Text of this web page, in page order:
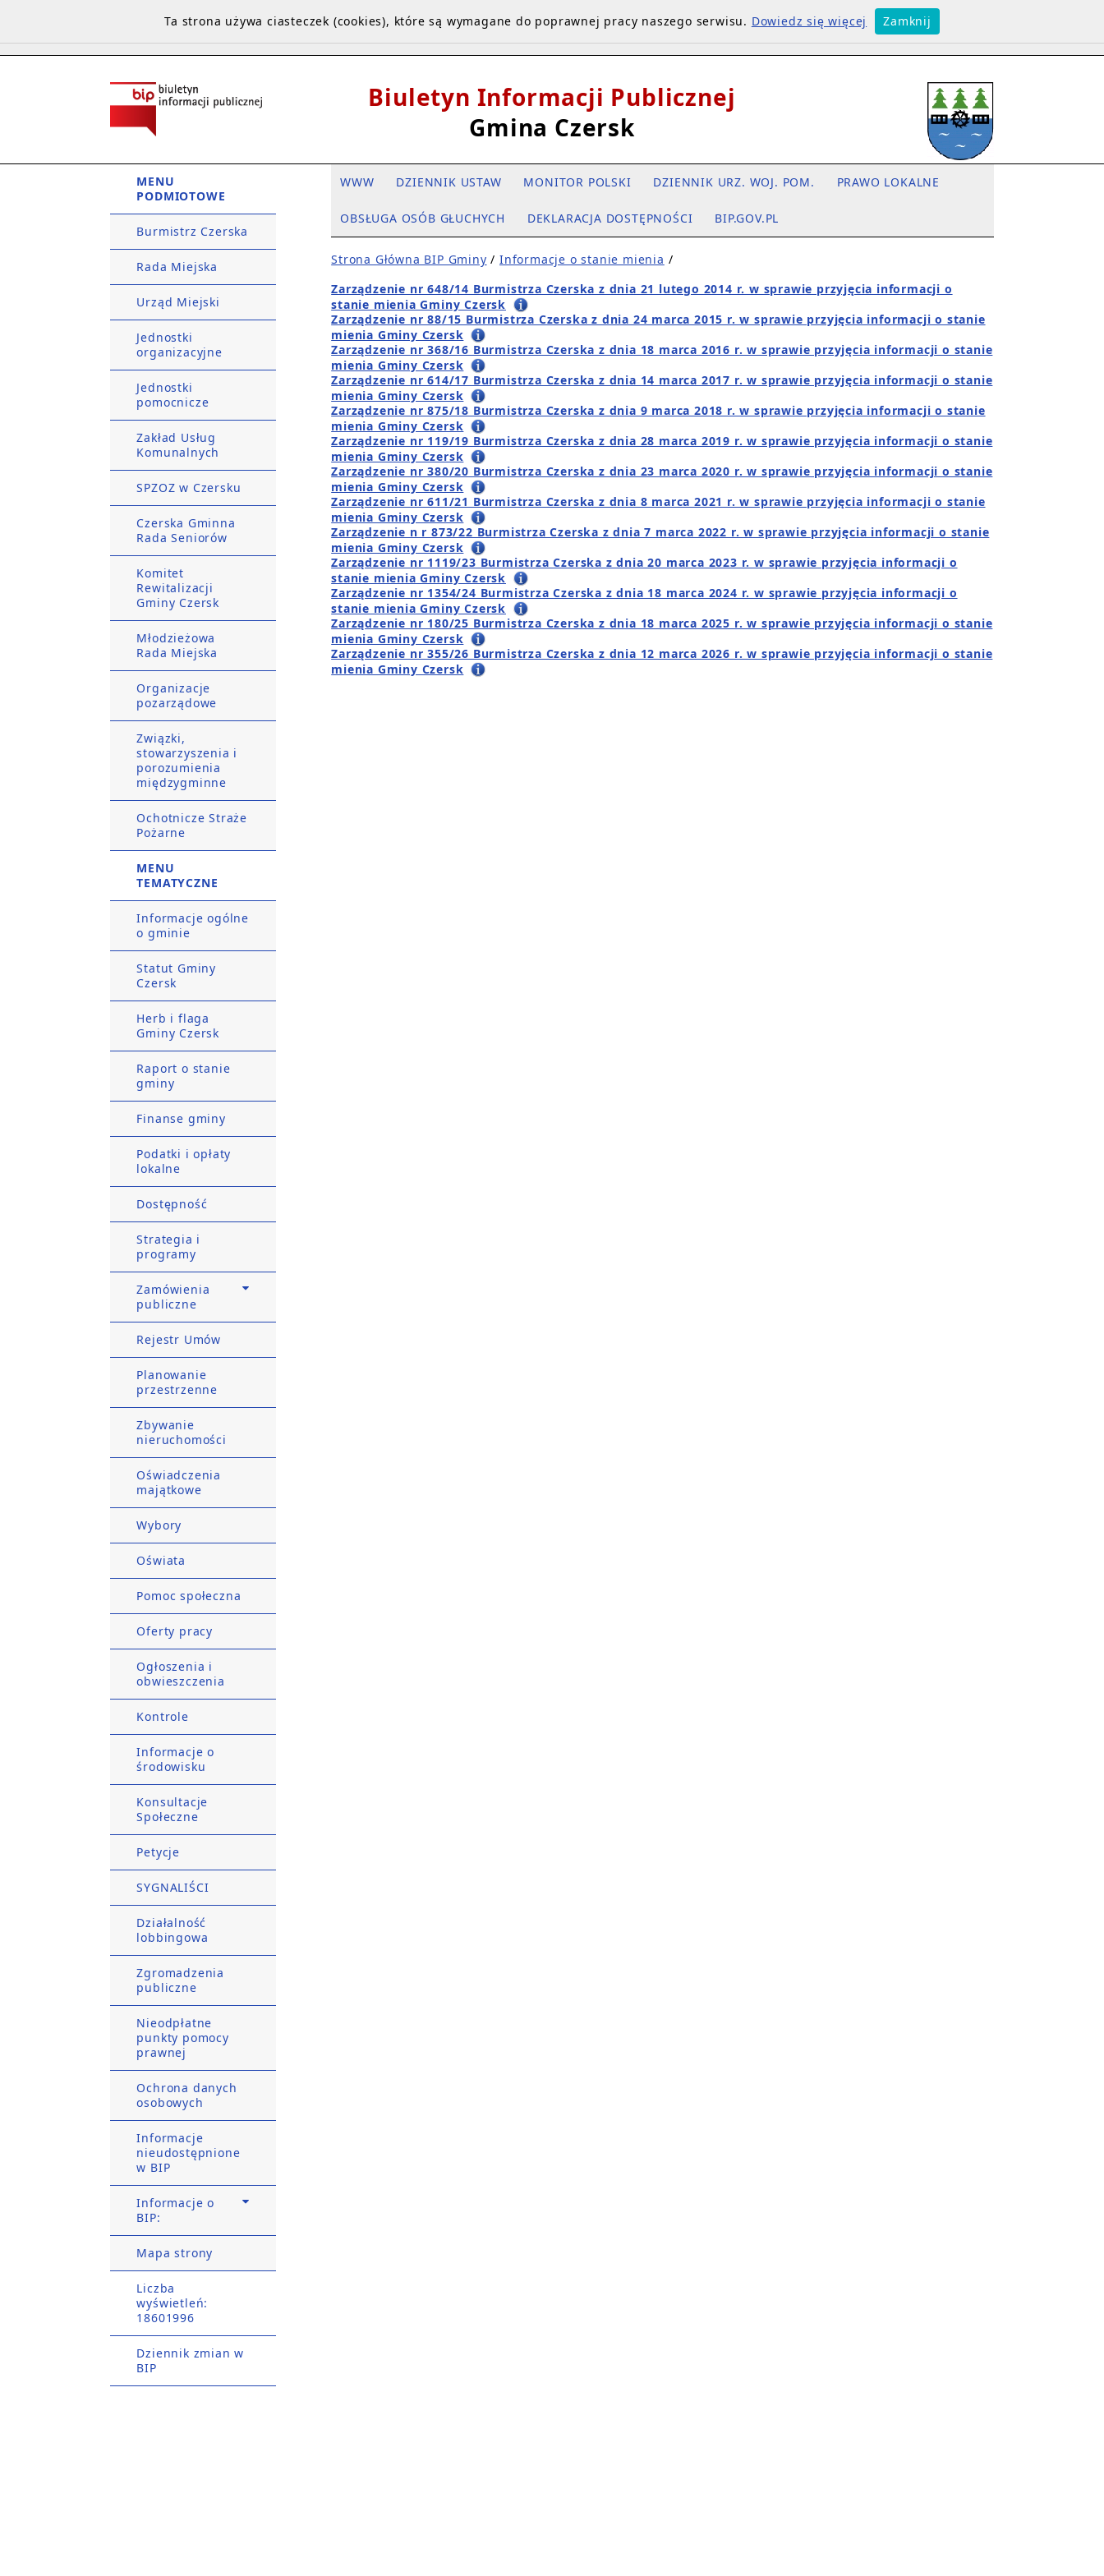
Biuletyn Informacji Publicznej
Gmina Czersk
MENU
PODMIOTOWE
Burmistrz Czerska
Rada Miejska
Urząd Miejski
Jednostki
organizacyjne
Jednostki
pomocnicze
Zakład Usług
Komunalnych
SPZOZ w Czersku
Czerska Gminna
Rada Seniorów
Komitet
Rewitalizacji
Gminy Czersk
Młodzieżowa
Rada Miejska
Organizacje
pozarządowe
Związki,
stowarzyszenia i
porozumienia
międzygminne
Ochotnicze Straże
Pożarne
MENU
TEMATYCZNE
Informacje ogólne
o gminie
Statut Gminy
Czersk
Herb i flaga
Gminy Czersk
Raport o stanie
gminy
Finanse gminy
Podatki i opłaty
lokalne
Dostępność
Strategia i
programy
Zamówienia
publiczne
Rejestr Umów
Planowanie
przestrzenne
Zbywanie
nieruchomości
Oświadczenia
majątkowe
Wybory
Oświata
Pomoc społeczna
Oferty pracy
Ogłoszenia i
obwieszczenia
Kontrole
Informacje o
środowisku
Konsultacje
Społeczne
Petycje
SYGNALIŚCI
Działalność
lobbingowa
Zgromadzenia
publiczne
Nieodpłatne
punkty pomocy
prawnej
Ochrona danych
osobowych
Informacje
nieudostępnione
w BIP
Informacje o
BIP:
Mapa strony
Liczba
wyświetleń:
18601996
Dziennik zmian w
BIP
WWW DZIENNIK USTAW MONITOR POLSKI DZIENNIK URZ. WOJ. POM. PRAWO LOKALNE
OBSŁUGA OSÓB GŁUCHYCH DEKLARACJA DOSTĘPNOŚCI BIP.GOV.PL
Strona Główna BIP Gminy / Informacje o stanie mienia /
Zarządzenie nr 648/14 Burmistrza Czerska z dnia 21 lutego 2014 r. w sprawie przyjęcia informacji o
stanie mienia Gminy Czersk
Zarządzenie nr 88/15 Burmistrza Czerska z dnia 24 marca 2015 r. w sprawie przyjęcia informacji o stanie
mienia Gminy Czersk
Zarządzenie nr 368/16 Burmistrza Czerska z dnia 18 marca 2016 r. w sprawie przyjęcia informacji o stanie
mienia Gminy Czersk
Zarządzenie nr 614/17 Burmistrza Czerska z dnia 14 marca 2017 r. w sprawie przyjęcia informacji o stanie
mienia Gminy Czersk
Zarządzenie nr 875/18 Burmistrza Czerska z dnia 9 marca 2018 r. w sprawie przyjęcia informacji o stanie
mienia Gminy Czersk
Zarządzenie nr 119/19 Burmistrza Czerska z dnia 28 marca 2019 r. w sprawie przyjęcia informacji o stanie
mienia Gminy Czersk
Zarządzenie nr 380/20 Burmistrza Czerska z dnia 23 marca 2020 r. w sprawie przyjęcia informacji o stanie
mienia Gminy Czersk
Zarządzenie nr 611/21 Burmistrza Czerska z dnia 8 marca 2021 r. w sprawie przyjęcia informacji o stanie
mienia Gminy Czersk
Zarządzenie n r 873/22 Burmistrza Czerska z dnia 7 marca 2022 r. w sprawie przyjęcia informacji o stanie
mienia Gminy Czersk
Zarządzenie nr 1119/23 Burmistrza Czerska z dnia 20 marca 2023 r. w sprawie przyjęcia informacji o
stanie mienia Gminy Czersk
Zarządzenie nr 1354/24 Burmistrza Czerska z dnia 18 marca 2024 r. w sprawie przyjęcia informacji o
stanie mienia Gminy Czersk
Zarządzenie nr 180/25 Burmistrza Czerska z dnia 18 marca 2025 r. w sprawie przyjęcia informacji o stanie
mienia Gminy Czersk
Zarządzenie nr 355/26 Burmistrza Czerska z dnia 12 marca 2026 r. w sprawie przyjęcia informacji o stanie
mienia Gminy Czersk
Ta strona używa ciasteczek (cookies), które są wymagane do poprawnej pracy naszego serwisu. Dowiedz się więcej Zamknij